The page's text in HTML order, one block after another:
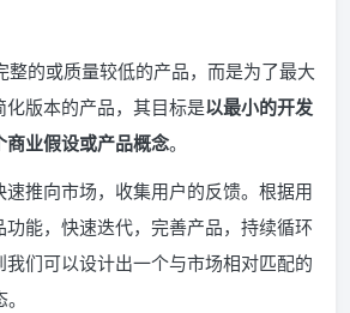
整的或质量较低的产品，而是为了最大
版本的产品，其目标是以最小的开发
商业假设或产品概念。
推向市场，收集用户的反馈。根据用
功能，快速迭代，完善产品，持续循环
们可以设计出一个与市场相对匹配的